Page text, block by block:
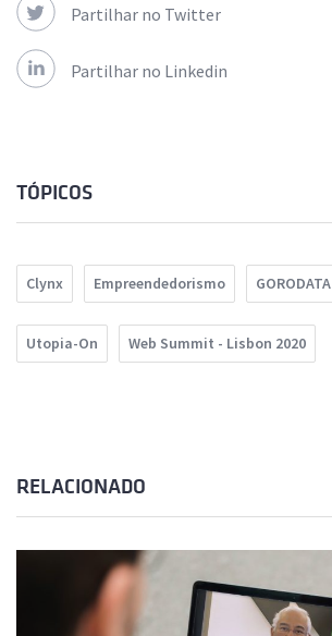
Partilhar no Twitter
Partilhar no Linkedin
TÓPICOS
Clynx Empreendedorismo GORODATA
Utopia-On Web Summit - Lisbon 2020
RELACIONADO